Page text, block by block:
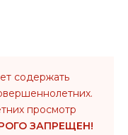
содержать
просмотр
ЗАПРЕЩЕН!